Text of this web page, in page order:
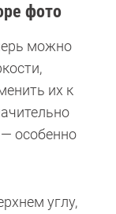
фото
можно
их к
особенно
углу,